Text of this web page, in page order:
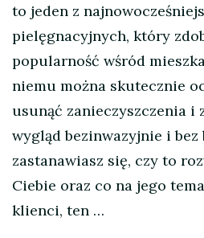
to jeden z
pielęgnacyjnych, który
popularność wśród
niemu można skutecznie
usunąć zanieczyszczenia i
wygląd bezinwazyjnie i bez
zastanawiasz się, czy to
Ciebie oraz co na jego
klienci, ten …